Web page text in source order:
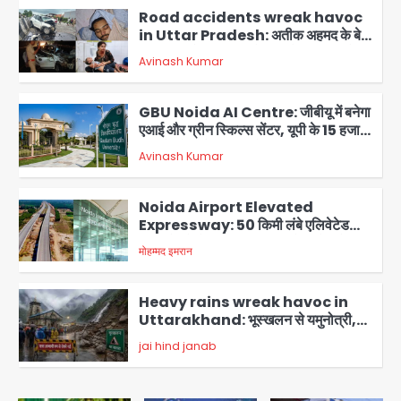
2
Road accidents wreak havoc
in Uttar Pradesh: अतीक अहमद के बेटे
अबान की मौत, हमीरपुर में बस-टैंकर भिड़ंत में
तीन की जान गई
Avinash Kumar
3
GBU Noida AI Centre: जीबीयू में बनेगा
एआई और ग्रीन स्किल्स सेंटर, यूपी के 15 हजार
युवाओं को मिलेगा फ्री ट्रेनिंग
Avinash Kumar
4
Noida Airport Elevated
Expressway: 50 किमी लंबे एलिवेटेड
एक्सप्रेसवे से दिल्ली-हरियाणा से सीधे जुड़ेगा
नोएडा एयरपोर्ट, 4000 करोड़ रुपये की लागत
से बनेगा 6-लेन एक्सप्रेसवे
मोहम्मद इमरान
5
Heavy rains wreak havoc in
Uttarakhand: भूस्खलन से यमुनोत्री,
केदारनाथ और सिमली-ग्वालदम हाईवे बंद,
चमोली-उत्तरकाशी में श्रद्धालु फंसे, नदियां खतरे
के निशान के पार
jai hind janab